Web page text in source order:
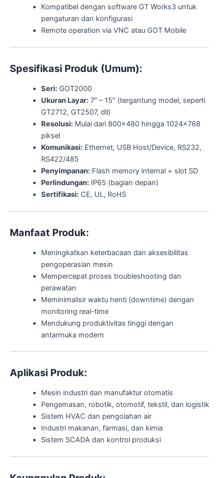
Kompatibel dengan software GT Works3 untuk
pengaturan dan konfigurasi
Remote operation via VNC atau GOT Mobile
Spesifikasi Produk (Umum):
Seri:GOT2000
Ukuran Layar:7″ – 15″ (tergantung model, seperti
GT2712, GT2507, dll)
Resolusi:Mulai dari 800×480 hingga 1024×768
piksel
Komunikasi:Ethernet, USB Host/Device, RS232,
RS422/485
Penyimpanan:Flash memory internal + slot SD
Perlindungan:IP65 (bagian depan)
Sertifikasi:CE, UL, RoHS
Manfaat Produk:
Meningkatkan keterbacaan dan aksesibilitas
pengoperasian mesin
Mempercepat proses troubleshooting dan
perawatan
Meminimalisir waktu henti (downtime) dengan
monitoring real-time
Mendukung produktivitas tinggi dengan
antarmuka modern
Aplikasi Produk:
Mesin industri dan manufaktur otomatis
Pengemasan, robotik, otomotif, tekstil, dan logistik
Sistem HVAC dan pengolahan air
Industri makanan, farmasi, dan kimia
Sistem SCADA dan kontrol produksi